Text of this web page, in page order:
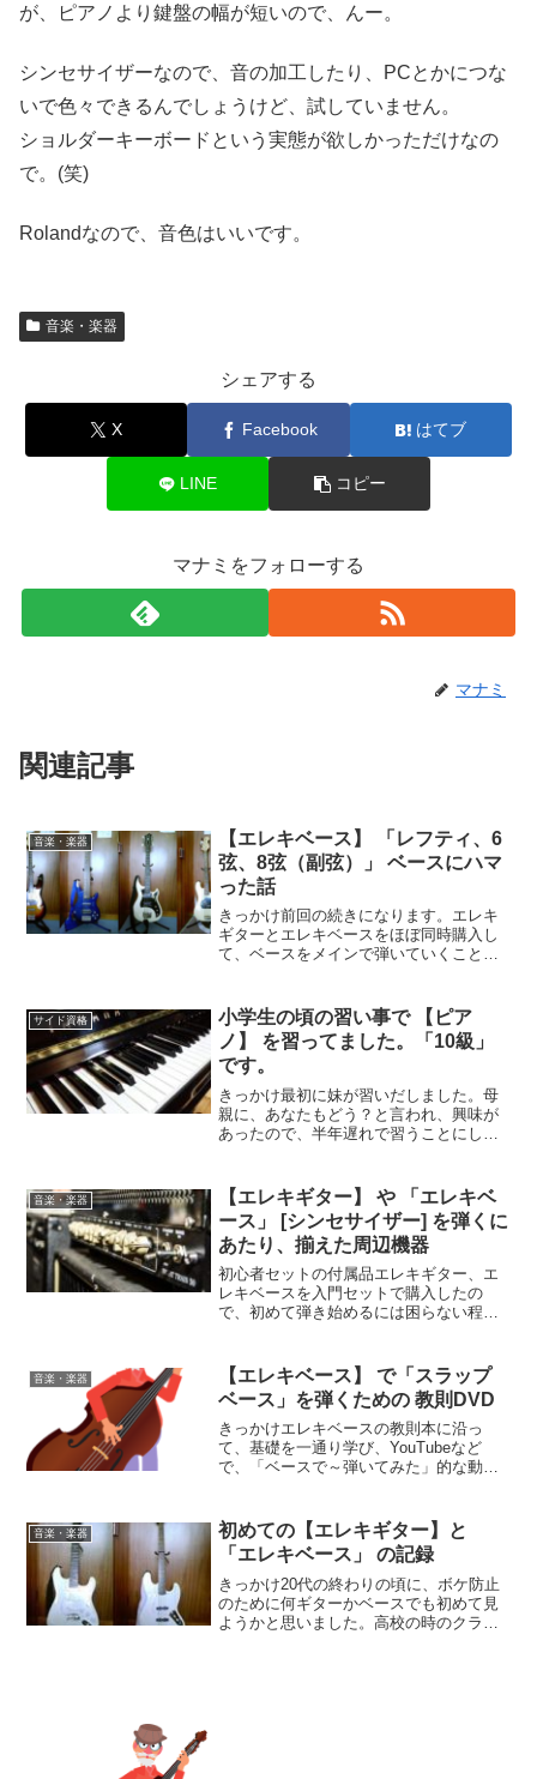
が、ピアノより鍵盤の幅が短いので、んー。
シンセサイザーなので、音の加工したり、PCとかにつな
いで色々できるんでしょうけど、試していません。
ショルダーキーボードという実態が欲しかっただけなの
で。(笑)
Rolandなので、音色はいいです。
音楽・楽器
シェアする
X Facebook はてブ
LINE コピー
マナミをフォローする
マナミ
関連記事
音楽・楽器
【エレキベース】 「レフティ、6
弦、8弦（副弦）」 ベースにハマ
った話
きっかけ前回の続きになります。エレキ
ギターとエレキベースをほぼ同時購入し
て、ベースをメインで弾いていくことに
とが分かってきました。っら、色々気に
なってしまったので購入し...
サイド資格
小学生の頃の習い事で 【ピア
ノ】 を習ってました。「10級」
です。
きっかけ最初に妹が習いだしました。母
親に、あなたもどう？と言われ、興味が
あったので、半年遅れで習うことにしま
ます。ピアノは流石に高いので、手が届
かない人は、電子ピ...
音楽・楽器
【エレキギター】 や 「エレキベ
ース」 [シンセサイザー] を弾くに
あたり、揃えた周辺機器
初心者セットの付属品エレキギター、エ
レキベースを入門セットで購入したの
で、初めて弾き始めるには困らない程度
ルドアンプとギター、ベースと繋ぎま
す。（セット品についていたの...
音楽・楽器
【エレキベース】 で「スラップ
ベース」を弾くための 教則DVD
きっかけエレキベースの教則本に沿っ
て、基礎を一通り学び、YouTubeなど
で、「ベースで～弾いてみた」的な動画
いい！どうやって弾くんだろう？始める
にあたり、教則本だけで...
音楽・楽器
初めての【エレキギター】と
「エレキベース」 の記録
きっかけ20代の終わりの頃に、ボケ防止
のために何ギターかベースでも初めて見
ようかと思いました。高校の時のクラス